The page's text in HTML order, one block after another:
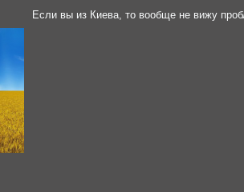
Если вы из Киева, то вообще не вижу